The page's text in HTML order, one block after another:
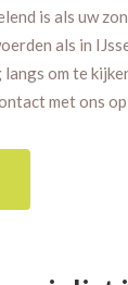
is als uw
als in
om te
met ons